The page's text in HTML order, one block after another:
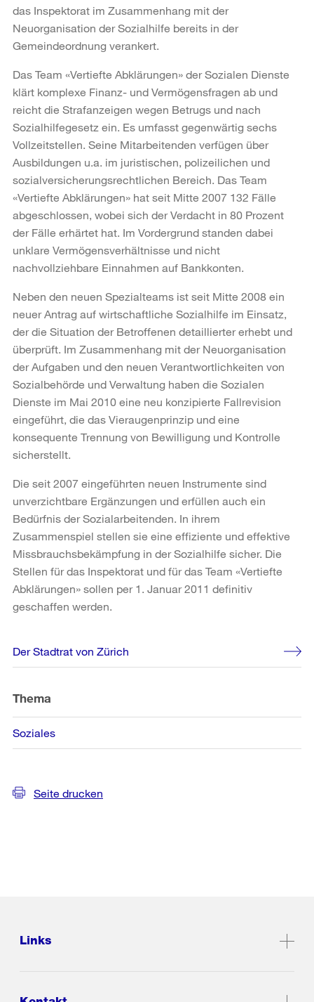
das Inspektorat im Zusammenhang mit der
Neuorganisation der Sozialhilfe bereits in der
Gemeindeordnung verankert.
Das Team «Vertiefte Abklärungen» der Sozialen Dienste
klärt komplexe Finanz- und Vermögensfragen ab und
reicht die Strafanzeigen wegen Betrugs und nach
Sozialhilfegesetz ein. Es umfasst gegenwärtig sechs
Vollzeitstellen. Seine Mitarbeitenden verfügen über
Ausbildungen u.a. im juristischen, polizeilichen und
sozialversicherungsrechtlichen Bereich. Das Team
«Vertiefte Abklärungen» hat seit Mitte 2007 132 Fälle
abgeschlossen, wobei sich der Verdacht in 80 Prozent
der Fälle erhärtet hat. Im Vordergrund standen dabei
unklare Vermögensverhältnisse und nicht
nachvollziehbare Einnahmen auf Bankkonten.
Neben den neuen Spezialteams ist seit Mitte 2008 ein
neuer Antrag auf wirtschaftliche Sozialhilfe im Einsatz,
der die Situation der Betroffenen detaillierter erhebt und
überprüft. Im Zusammenhang mit der Neuorganisation
der Aufgaben und den neuen Verantwortlichkeiten von
Sozialbehörde und Verwaltung haben die Sozialen
Dienste im Mai 2010 eine neu konzipierte Fallrevision
eingeführt, die das Vieraugenprinzip und eine
konsequente Trennung von Bewilligung und Kontrolle
sicherstellt.
Die seit 2007 eingeführten neuen Instrumente sind
unverzichtbare Ergänzungen und erfüllen auch ein
Bedürfnis der Sozialarbeitenden. In ihrem
Zusammenspiel stellen sie eine effiziente und effektive
Missbrauchsbekämpfung in der Sozialhilfe sicher. Die
Stellen für das Inspektorat und für das Team «Vertiefte
Abklärungen» sollen per 1. Januar 2011 definitiv
geschaffen werden.
Weitere
Informationen
Der Stadtrat von Zürich
Thema
Soziales
Seite drucken
Links